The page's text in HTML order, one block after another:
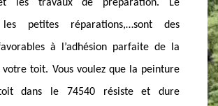
les peindre par le soin de la
MASSON Rénovation à Cusy. La
l’alternative par excellence que la
sur tuile à Cusy vous propose,
prolonge la durée de vie de vos